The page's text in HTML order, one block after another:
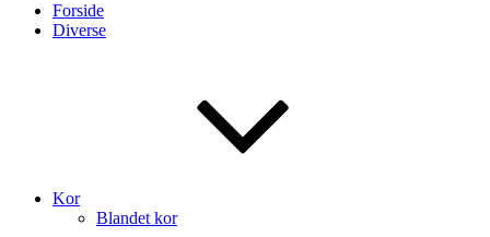
Forside
Diverse
Kor
Blandet kor